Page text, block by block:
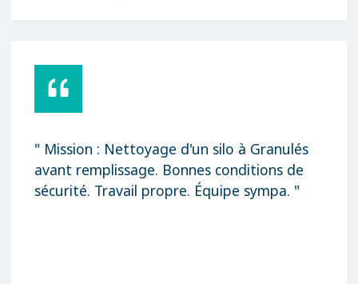
de
" Rapidité, qualité et prix très
Merci "